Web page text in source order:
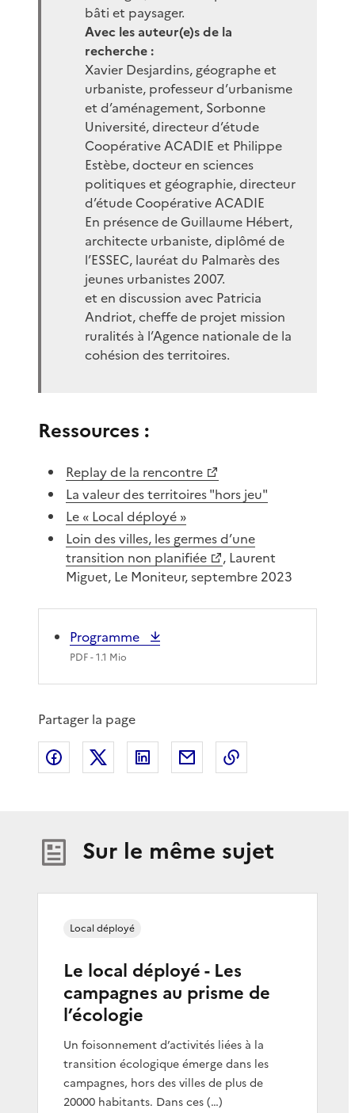
bâti et paysager.
Avec les auteur(e)s de la
recherche :
Xavier Desjardins, géographe et
urbaniste, professeur d’urbanisme
et d’aménagement, Sorbonne
Université, directeur d’étude
Coopérative ACADIE et Philippe
Estèbe, docteur en sciences
politiques et géographie, directeur
d’étude Coopérative ACADIE
En présence de Guillaume Hébert,
architecte urbaniste, diplômé de
l’ESSEC, lauréat du Palmarès des
jeunes urbanistes 2007.
et en discussion avec Patricia
Andriot, cheffe de projet mission
ruralités à l’Agence nationale de la
cohésion des territoires.
Ressources :
Replay de la rencontre
La valeur des territoires "hors jeu"
Le « Local déployé »
Loin des villes, les germes d’une
transition non planifiée
, Laurent
Miguet, Le Moniteur, septembre 2023
Programme
PDF- 1.1 Mio
Partager la page
Partager sur Facebook
Partager sur XPartager sur LinkedIn
Partager par email
Sur le même sujet
Le local déployé - Les
campagnes au prisme de
l’écologie
Un foisonnement d’activités liées à la
transition écologique émerge dans les
campagnes, hors des villes de plus de
20000 habitants. Dans ces (…)
Local déployé